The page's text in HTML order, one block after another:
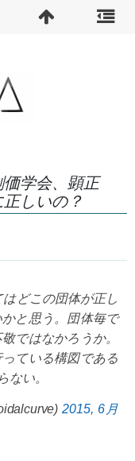
価学会、顕正
しいの？
どこの団体が正し
と思う。団体毎で
ではなかろうか。
ている構図である
ない。
2015, 6月